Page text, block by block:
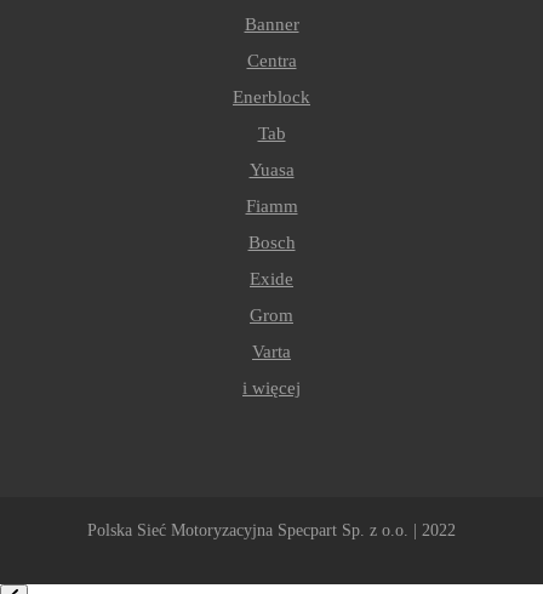
Banner
Centra
Enerblock
Tab
Yuasa
Fiamm
Bosch
Exide
Grom
Varta
i więcej
Polska Sieć Motoryzacyjna Specpart Sp. z o.o. | 2022